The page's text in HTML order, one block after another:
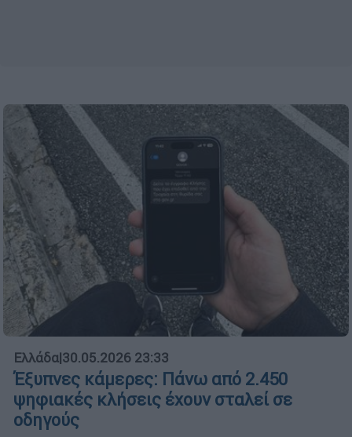
Ελλάδα|30.05.2026 23:33
Έξυπνες κάμερες: Πάνω από 2.450
ψηφιακές κλήσεις έχουν σταλεί σε
οδηγούς